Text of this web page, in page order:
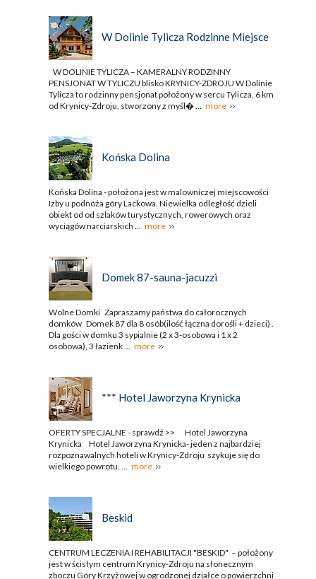
W Dolinie Tylicza Rodzinne Miejsce
W DOLINIE TYLICZA – KAMERALNY RODZINNY
PENSJONAT W TYLICZU blisko KRYNICY-ZDROJU W Dolinie
Tylicza to rodzinny pensjonat położony w sercu Tylicza, 6 km
od Krynicy-Zdroju, stworzony z myśl� ... more
Końska Dolina
Końska Dolina - położona jest w malowniczej miejscowości
Izby u podnóża góry Lackowa. Niewielka odległość dzieli
obiekt od od szlaków turystycznych, rowerowych oraz
wyciągów narciarskich ... more
Domek 87-sauna-jacuzzi
Wolne Domki Zapraszamy państwa do całorocznych
domków Domek 87 dla 8 osób(ilość łączna dorośli + dzieci) .
Dla gości w domku 3 sypialnie (2 x 3-osobowa i 1 x 2
osobowa), 3 łazienk ... more
*** Hotel Jaworzyna Krynicka
OFERTY SPECJALNE - sprawdź >> Hotel Jaworzyna
Krynicka Hotel Jaworzyna Krynicka- jeden z najbardziej
rozpoznawalnych hoteli w Krynicy-Zdroju szykuje się do
wielkiego powrotu. ... more
Beskid
CENTRUM LECZENIA I REHABILITACJI "BESKID" – położony
jest w ścisłym centrum Krynicy-Zdroju na słonecznym
zboczu Góry Krzyżowej w ogrodzonej działce o powierzchni